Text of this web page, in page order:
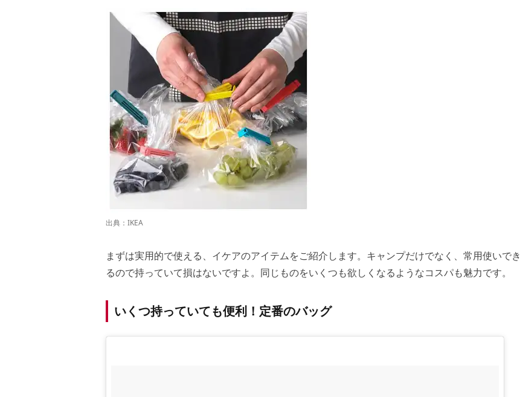
出典： IKEA
まずは実用的で使える、イケアのアイテムをご紹介します。キャンプだけでなく、常用使いでき
るので持っていて損はないですよ。同じものをいくつも欲しくなるようなコスパも魅力です。
いくつ持っていても便利！定番のバッグ